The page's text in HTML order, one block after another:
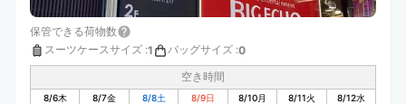
保管できる荷物数
スーツケースサイズ :1 バッグサイズ :0
空き時間
8/6木 8/7金 8/8土 8/9日 8/10月 8/11火 8/12水